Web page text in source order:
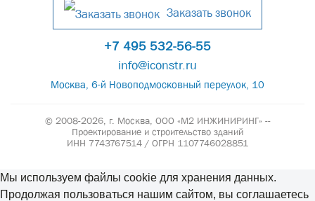
Заказать звонок
+7 495 532-56-55
info@iconstr.ru
Москва, 6-й Новоподмосковный переулок, 10
© 2008-2026, г. Москва, ООО «М2 ИНЖИНИРИНГ» --
Проектирование и строительство зданий
ИНН 7743767514 / ОГРН 1107746028851
Мы используем файлы cookie для хранения данных.
Продолжая пользоваться нашим сайтом, вы соглашаетесь